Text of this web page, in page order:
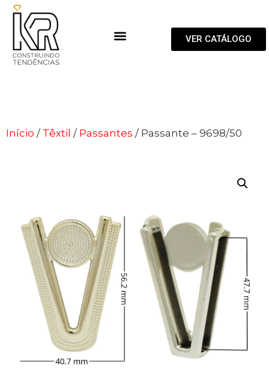
VER CATÁLOGO
Início / Têxtil / Passantes / Passante – 9698/50